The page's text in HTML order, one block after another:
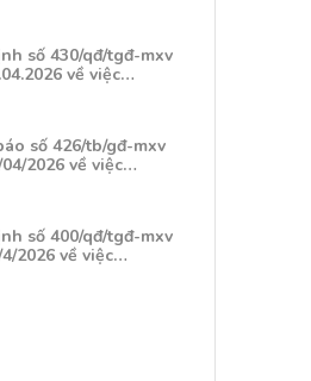
số 430/qđ/tgđ-mxv
về việc…
số 426/tb/gđ-mxv
2026 về việc…
số 400/qđ/tgđ-mxv
2026 về việc…